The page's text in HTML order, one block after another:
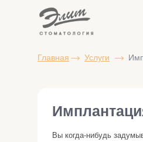
Главная Услуги
Вы когда-нибудь